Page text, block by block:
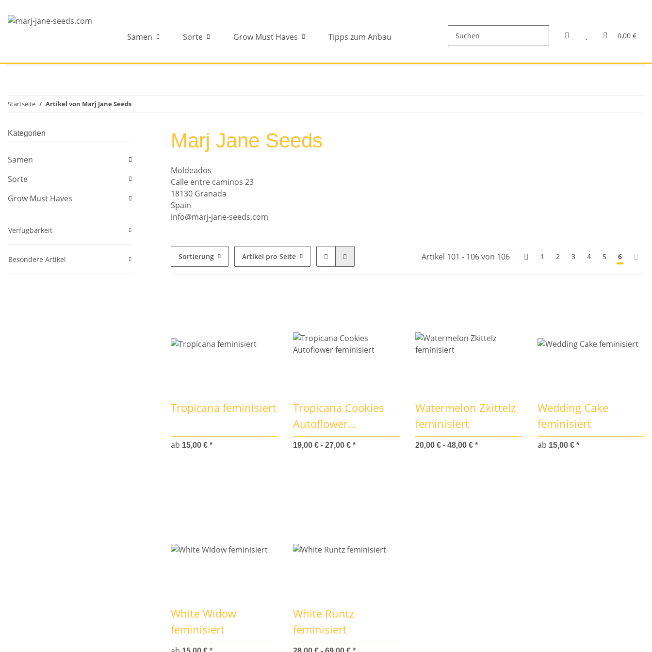
0,00 €
Samen Sorte Grow Must Haves Tipps zum Anbau
Startseite Artikel von Marj Jane Seeds
Marj Jane Seeds
Moldeados
Calle entre caminos 23
18130 Granada
Spain
info@marj-jane-seeds.com
Sortierung Artikel pro Seite Artikel 101 - 106 von 106 1 2 3 4 5 6
Tropicana feminisiert
ab 15,00 € *
Tropicana Cookies
Autoflower
feminisiert
19,00 € - 27,00 € *
Watermelon Zkittelz
feminisiert
20,00 € - 48,00 € *
Wedding Cake
feminisiert
ab 15,00 € *
White Widow
feminisiert
White Runtz
feminisiert
Kategorien
Samen
Sorte
Grow Must Haves
Verfügbarkeit
Besondere Artikel